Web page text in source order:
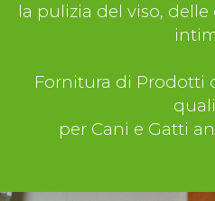
la pulizia del viso,
Fornitura di Prodotti
per Cani e Gatti